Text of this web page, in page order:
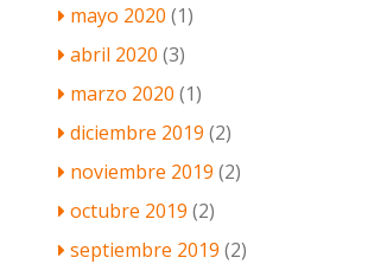
mayo 2020 (1)
abril 2020 (3)
marzo 2020 (1)
diciembre 2019 (2)
noviembre 2019 (2)
octubre 2019 (2)
septiembre 2019 (2)